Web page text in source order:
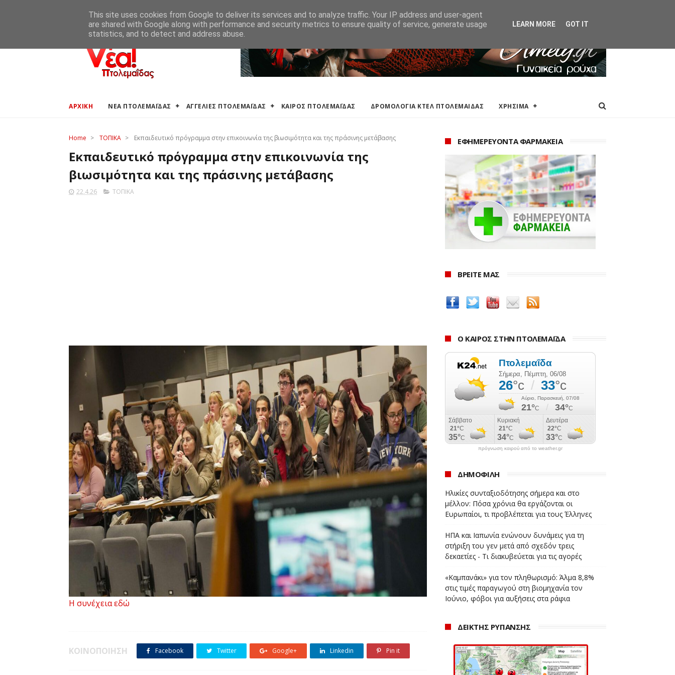
ΑΓΓΕΛΙΕΣ ΠΤΟΛΕΜΑΪΔΑΣ ΔΡΟΜΟΛΟΓΙΑ ΚΤΕΛ ΠΤΟΛΕΜΑΙΔΑΣ
ΑΡΧΙΚΗ ΝΕΑ ΠΤΟΛΕΜΑΪΔΑΣ ΑΓΓΕΛΙΕΣ ΠΤΟΛΕΜΑΪΔΑΣ ΚΑΙΡΟΣ ΠΤΟΛΕΜΑΪΔΑΣ ΔΡΟΜΟΛΟΓΙΑ ΚΤΕΛ ΠΤΟΛΕΜΑΙΔΑΣ ΧΡΗΣΙΜΑ
Home > ΤΟΠΙΚΑ > Εκπαιδευτικό πρόγραμμα στην επικοινωνία της βιωσιμότητα και της πράσινης μετάβασης
Εκπαιδευτικό πρόγραμμα στην επικοινωνία της
βιωσιμότητα και της πράσινης μετάβασης
22.4.26 ΤΟΠΙΚΑ
Η συνέχεια εδώ
ΚΟΙΝΟΠΟΙΗΣΗ Facebook Twitter Google+ Linkedin Pin it
ΕΦΗΜΕΡΕΥΟΝΤΑ ΦΑΡΜΑΚΕΙΑ
ΒΡΕΙΤΕ ΜΑΣ
Ο ΚΑΙΡΟΣ ΣΤΗΝ ΠΤΟΛΕΜΑΪΔΑ
πρόγνωση καιρού από το weather.gr
ΔΗΜΟΦΙΛΗ
Ηλικίες συνταξιοδότησης σήμερα και στο
μέλλον: Πόσα χρόνια θα εργάζονται οι
Ευρωπαίοι, τι προβλέπεται για τους Έλληνες
ΗΠΑ και Ιαπωνία ενώνουν δυνάμεις για τη
στήριξη του γεν μετά από σχεδόν τρεις
δεκαετίες - Τι διακυβεύεται για τις αγορές
«Καμπανάκι» για τον πληθωρισμό: Άλμα 8,8%
στις τιμές παραγωγού στη βιομηχανία τον
Ιούνιο, φόβοι για αυξήσεις στα ράφια
ΔΕΙΚΤΗΣ ΡΥΠΑΝΣΗΣ
This site uses cookies from Google to deliver its services and to analyze traffic. Your IP address and user-agent
are shared with Google along with performance and security metrics to ensure quality of service, generate usage
statistics, and to detect and address abuse.
LEARN MORE GOT IT